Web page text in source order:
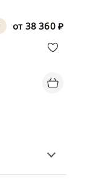
от 38 360 ₽